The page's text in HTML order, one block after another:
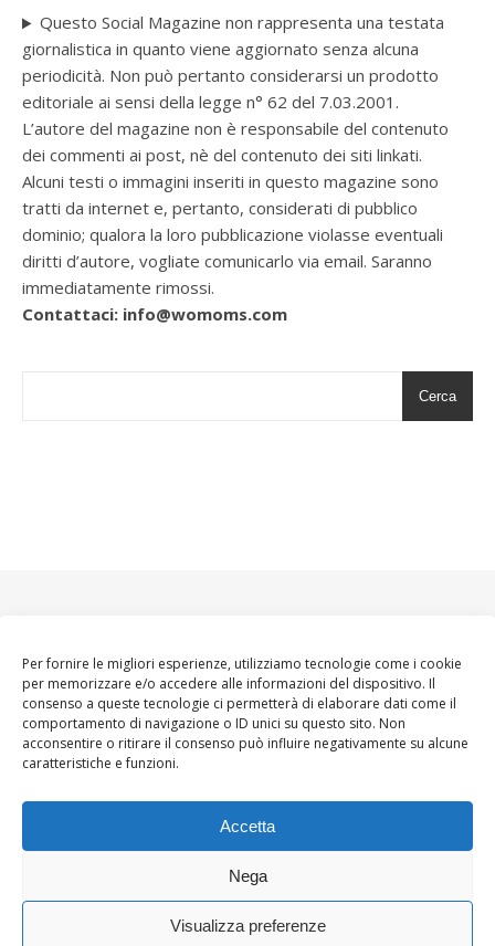
Per fornire le migliori esperienze, utilizziamo tecnologie come i cookie
per memorizzare e/o accedere alle informazioni del dispositivo. Il
consenso a queste tecnologie ci permetterà di elaborare dati come il
comportamento di navigazione o ID unici su questo sito. Non
acconsentire o ritirare il consenso può influire negativamente su alcune
caratteristiche e funzioni.
Accetta
Nega
Visualizza preferenze
Questo Social Magazine non rappresenta una testata
giornalistica in quanto viene aggiornato senza alcuna
periodicità. Non può pertanto considerarsi un prodotto
editoriale ai sensi della legge n° 62 del 7.03.2001.
L’autore del magazine non è responsabile del contenuto
dei commenti ai post, nè del contenuto dei siti linkati.
Alcuni testi o immagini inseriti in questo magazine sono
tratti da internet e, pertanto, considerati di pubblico
dominio; qualora la loro pubblicazione violasse eventuali
diritti d’autore, vogliate comunicarlo via email. Saranno
immediatamente rimossi.
Contattaci: info@womoms.com
Cerca
About